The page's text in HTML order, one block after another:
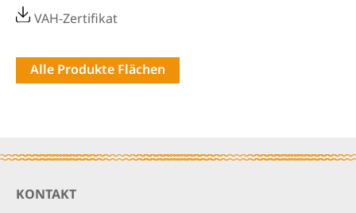
VAH-Zertifikat
Alle Produkte Flächen
Footer
KONTAKT